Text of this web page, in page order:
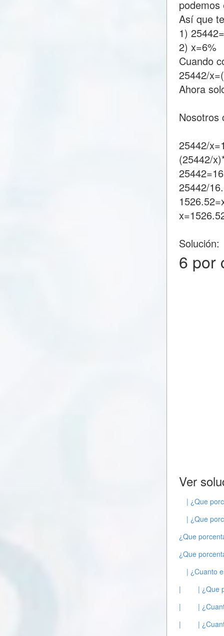
Así que
1)
2) x=6%
Cuando
25442/
Ahora
Nosotros
25442/
(25442/
25442/
Solución:
6 por
Ver
| ¿Que
| ¿Que
¿Que
¿Que
| ¿Cuanto
|
| ¿Que
|
|
|
|